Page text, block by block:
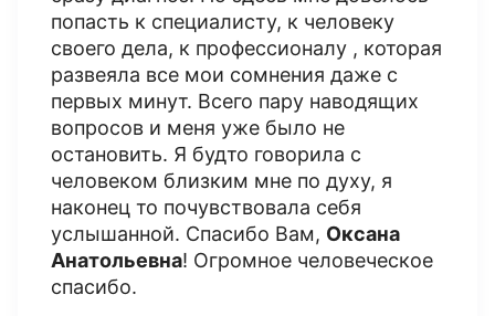
попасть к специалисту, к человеку
своего дела, к профессионалу , которая
развеяла все мои сомнения даже с
первых минут. Всего пару наводящих
вопросов и меня уже было не
остановить. Я будто говорила с
человеком близким мне по духу, я
наконец то почувствовала себя
услышанной. Спасибо Вам, Оксана
Анатольевна! Огромное человеческое
спасибо.